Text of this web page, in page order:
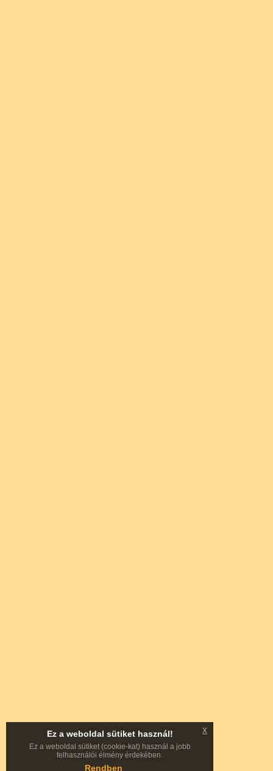
Ez a weboldal sütiket használ!
Ez a weboldal sütiket (cookie-kat) használ a jobb
felhasználói élmény érdekében.
Rendben
x